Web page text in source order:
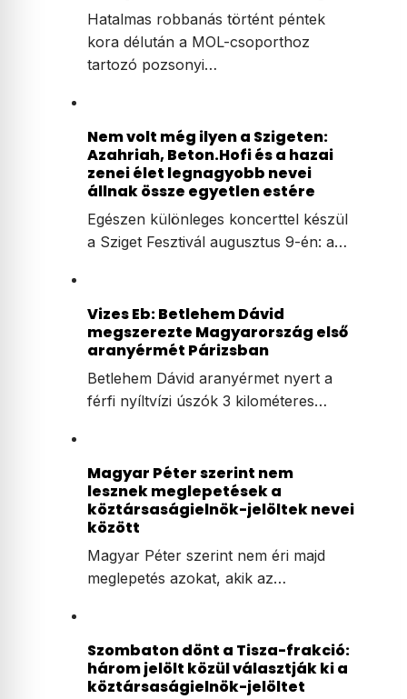
Hatalmas robbanás történt péntek
kora délután a MOL-csoporthoz
tartozó pozsonyi…
Nem volt még ilyen a Szigeten:
Azahriah, Beton.Hofi és a hazai
zenei élet legnagyobb nevei
állnak össze egyetlen estére
Egészen különleges koncerttel készül
a Sziget Fesztivál augusztus 9-én: a…
Vizes Eb: Betlehem Dávid
megszerezte Magyarország első
aranyérmét Párizsban
Betlehem Dávid aranyérmet nyert a
férfi nyíltvízi úszók 3 kilométeres…
Magyar Péter szerint nem
lesznek meglepetések a
köztársaságielnök-jelöltek nevei
között
Magyar Péter szerint nem éri majd
meglepetés azokat, akik az…
Szombaton dönt a Tisza-frakció:
három jelölt közül választják ki a
köztársaságielnök-jelöltet